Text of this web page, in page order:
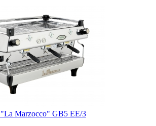
Marzocco" GB5 EE/3